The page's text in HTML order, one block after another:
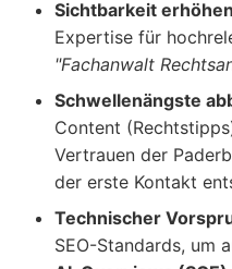
Sichtbarkeit
Expertise für
"Fachanwalt
Schwellenängste
Content
Vertrauen der
der erste Kontakt
Technischer
SEO-Standards, um